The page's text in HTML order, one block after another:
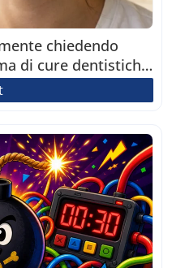
chiedendo
di cure dentistiche